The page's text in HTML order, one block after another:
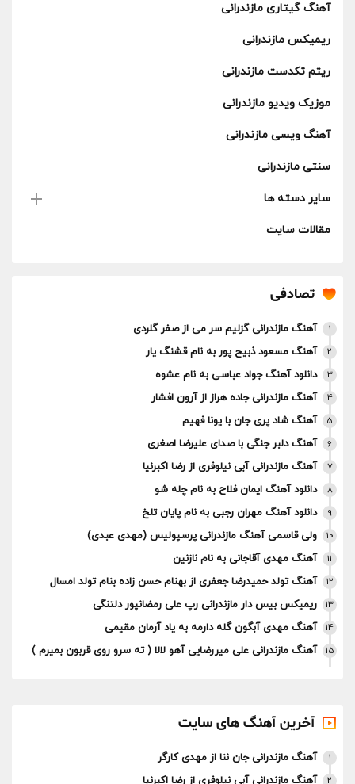
آهنگ گیتاری مازندرانی
ریمیکس مازندرانی
ریتم تکدست مازندرانی
موزیک ویدیو مازندرانی
آهنگ ویسی مازندرانی
سنتی مازندرانی
سایر دسته ها
مقالات سایت
تصادفی
1 آهنگ مازندرانی گزلیم سر می از صفر گلردی
2 آهنگ مسعود ذبیح پور به نام قشنگ یار
3 دانلود آهنگ جواد عباسی به نام عشوه
4 آهنگ مازندرانی جاده هراز از آرون افشار
5 آهنگ‌ شاد پری جان با یونا فهیم
6 آهنگ دلبر جنگی با صدای علیرضا اصغری
7 آهنگ مازندرانی آبی نیلوفری از رضا اکبرنیا
8 دانلود آهنگ ایمان فلاح به نام چله شو
9 دانلود آهنگ مهران رجبی به نام پایان تلخ
10 ولی قاسمی آهنگ مازندرانی پرسپولیس (مهدی عبدی)
11 آهنگ مهدی آقاجانی به نام نازنین
12 آهنگ تولد حمیدرضا جعفری از بهنام حسن زاده بنام تولد امسال
13 ریمیکس بیس دار مازندرانی رپ علی رمضانپور دلتنگی
14 آهنگ مهدی آبگون گله دارمه به یاد آرمان مقیمی
15 آهنگ مازندرانی علی میررضایی آهو لالا ( ته سرو روی قربون بمیرم )
آخرین آهنگ های سایت
1 آهنگ مازندرانی جان ننا از مهدی کارگر
2 آهنگ مازندرانی آبی نیلوفری از رضا اکبرنیا